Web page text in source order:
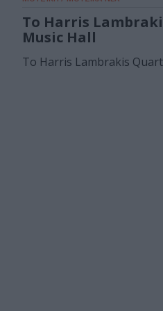
Το Harris
Music Hall
Το Harris Lambrakis